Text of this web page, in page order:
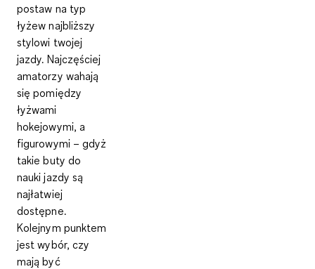
postaw na typ
łyżew najbliższy
stylowi twojej
jazdy. Najczęściej
amatorzy wahają
się pomiędzy
łyżwami
hokejowymi, a
figurowymi – gdyż
takie buty do
nauki jazdy są
najłatwiej
dostępne.
Kolejnym punktem
jest wybór, czy
mają być